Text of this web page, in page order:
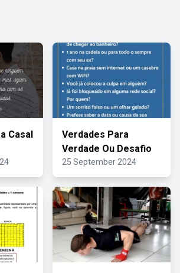
Casal
Verdades Para
Verdade Ou Desafio
25 September 2024